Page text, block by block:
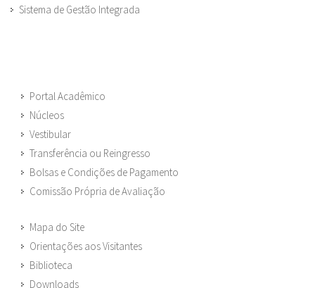
Sistema de Gestão Integrada
Portal Acadêmico
Núcleos
Vestibular
Transferência ou Reingresso
Bolsas e Condições de Pagamento
Comissão Própria de Avaliação
Mapa do Site
Orientações aos Visitantes
Biblioteca
Downloads